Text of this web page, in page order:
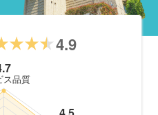
4.9
ス品質